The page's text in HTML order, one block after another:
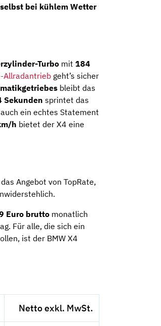
bei kühlem Wetter
Turbo mit 184
Allradantrieb geht’s sicher
bleibt das
Sekunden sprintet das
ein echtes Statement
h bietet der X4 eine
Angebot von TopRate,
Euro brutto monatlich
Für alle, die sich ein
ist der BMW X4
Netto exkl. MwSt.